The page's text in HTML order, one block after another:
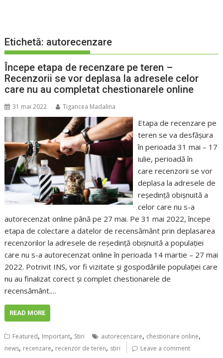
Etichetă: autorecenzare
Începe etapa de recenzare pe teren –
Recenzorii se vor deplasa la adresele celor
care nu au completat chestionarele online
31 mai 2022 Tigancea Madalina
Etapa de recenzare pe
teren se va desfăşura
în perioada 31 mai – 17
iulie, perioadă în
care recenzorii se vor
deplasa la adresele de
reşedinţă obişnuită a
celor care nu s-a
autorecenzat online până pe 27 mai. Pe 31 mai 2022, începe
etapa de colectare a datelor de recensământ prin deplasarea
recenzorilor la adresele de reşedinţă obişnuită a populaţiei
care nu s-a autorecenzat online în perioada 14 martie – 27 mai
2022. Potrivit INS, vor fi vizitate şi gospodăriile populaţiei care
nu au finalizat corect şi complet chestionarele de
recensământ.…
READ MORE
Featured, Important, Stiri autorecenzare, chestionare online,
news, recenzare, recenzor de teren, stiri Leave a comment